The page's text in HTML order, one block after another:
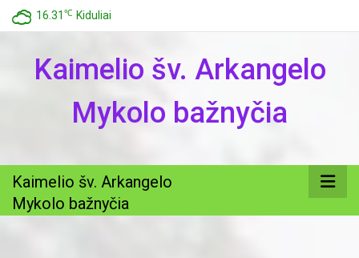
16.31 ℃ Kiduliai
Kaimelio šv. Arkangelo
Mykolo bažnyčia
Kaimelio šv. Arkangelo
Mykolo bažnyčia